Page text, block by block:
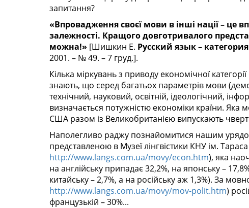
запитання?
«Впровадження своєї мови в інші нації – це
залежності. Кращого довготривалого
можна!» [Шишкин Е. Русский язык –
2001. – № 49. – 7 груд.].
Кілька міркувань з приводу економічної
знають, що серед багатьох параметрів мови
технічний, науковий, освітній, ідеологічний,
визначається потужністю економіки країни. Яка
США разом із Великобританією випускають чверть
Наполегливо раджу познайомитися нашим
представленою в Музеї лінгвістики КНУ ім.
http://www.langs.com.ua/movy/econ.htm), яка
на англійську припадає 32,2%, на японську –
китайську – 2,7%, а на російську аж 1,3%). За
http://www.langs.com.ua/movy/mov-polit.htm)
французькій – 30%...